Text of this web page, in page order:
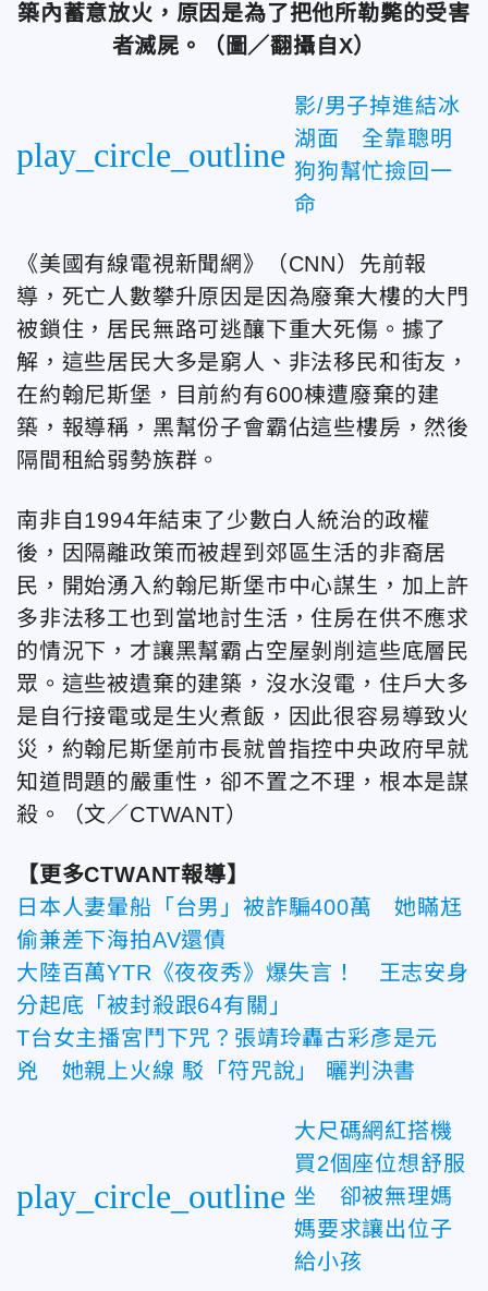
築內蓄意放火，原因是為了把他所勒斃的受害
者滅屍。（圖／翻攝自X）
play_circle_outline
影/男子掉進結冰
湖面 全靠聰明
狗狗幫忙撿回一
命
《美國有線電視新聞網》（CNN）先前報
導，死亡人數攀升原因是因為廢棄大樓的大門
被鎖住，居民無路可逃釀下重大死傷。據了
解，這些居民大多是窮人、非法移民和街友，
在約翰尼斯堡，目前約有600棟遭廢棄的建
築，報導稱，黑幫份子會霸佔這些樓房，然後
隔間租給弱勢族群。
南非自1994年結束了少數白人統治的政權
後，因隔離政策而被趕到郊區生活的非裔居
民，開始湧入約翰尼斯堡市中心謀生，加上許
多非法移工也到當地討生活，住房在供不應求
的情況下，才讓黑幫霸占空屋剝削這些底層民
眾。這些被遺棄的建築，沒水沒電，住戶大多
是自行接電或是生火煮飯，因此很容易導致火
災，約翰尼斯堡前市長就曾指控中央政府早就
知道問題的嚴重性，卻不置之不理，根本是謀
殺。（文／CTWANT）
【更多CTWANT報導】
日本人妻暈船「台男」被詐騙400萬 她瞞尪
偷兼差下海拍AV還債
大陸百萬YTR《夜夜秀》爆失言！ 王志安身
分起底「被封殺跟64有關」
T台女主播宮鬥下咒？張靖玲轟古彩彥是元
兇 她親上火線 駁「符咒說」 曬判決書
play_circle_outline
大尺碼網紅搭機
買2個座位想舒服
坐 卻被無理媽
媽要求讓出位子
給小孩